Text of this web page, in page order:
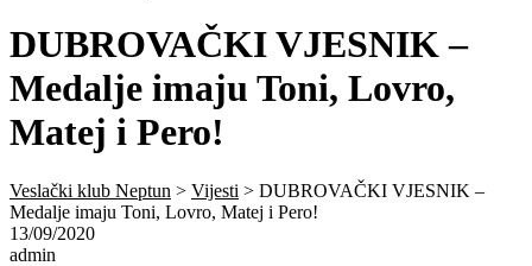
DUBROVAČKI VJESNIK –
Medalje imaju Toni, Lovro,
Matej i Pero!
Veslački klub Neptun > Vijesti > DUBROVAČKI VJESNIK –
Medalje imaju Toni, Lovro, Matej i Pero!
13/09/2020
admin